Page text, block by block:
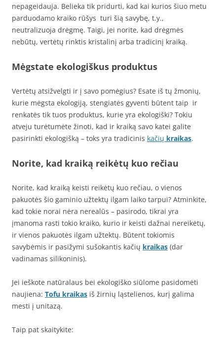
nepageidauja. Belieka tik pridurti, kad kai kurios šiuo metu
parduodamo kraiko rūšys turi šią savybę, t.y.,
neutralizuoja drėgmę. Taigi, jei norite, kad drėgmės
nebūtų, vertėtų rinktis kristalinį arba tradicinį kraiką.
Mėgstate ekologiškus produktus
Vertėtų atsižvelgti ir į savo pomėgius? Esate iš tų žmonių,
kurie mėgsta ekologiją, stengiatės gyventi būtent taip ir
renkatės tik tuos produktus, kurie yra ekologiški? Tokiu
atveju turėtumėte žinoti, kad ir kraiką savo katei galite
pasirinkti ekologišką – toks yra tradicinis kačių kraikas.
Norite, kad kraiką reikėtų kuo rečiau
Norite, kad kraiką keisti reikėtų kuo rečiau, o vienos
pakuotės šio gaminio užtektų ilgam laiko tarpui? Atminkite,
kad tokie norai nėra nerealūs – pasirodo, tikrai yra
įmanoma rasti tokio kraiko, kurio ir keisti dažnai nereikėtų,
ir vienos pakuotės ilgam užtektų. Būtent tokiomis
savybėmis ir pasižymi sušokantis kačių kraikas (dar
vadinamas silikoninis).
Jei ieškote natūralaus bei ekologiško siūlome pasidomėti
naujiena: Tofu kraikas iš žirnių ląstelienos, kurį galima
mesti į unitazą.
Taip pat skaitykite: